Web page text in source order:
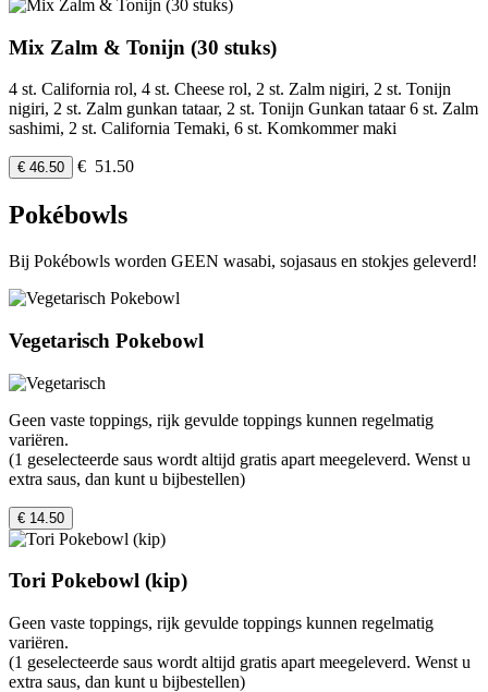
Mix Zalm & Tonijn (30 stuks)
4 st. California rol, 4 st. Cheese rol, 2 st. Zalm nigiri, 2 st. Tonijn
nigiri, 2 st. Zalm gunkan tataar, 2 st. Tonijn Gunkan tataar 6 st. Zalm
sashimi, 2 st. California Temaki, 6 st. Komkommer maki
€ 46.50 € 51.50
Pokébowls
Bij Pokébowls worden GEEN wasabi, sojasaus en stokjes geleverd!
Vegetarisch Pokebowl
Geen vaste toppings, rijk gevulde toppings kunnen regelmatig
variëren.
(1 geselecteerde saus wordt altijd gratis apart meegeleverd. Wenst u
extra saus, dan kunt u bijbestellen)
€ 14.50
Tori Pokebowl (kip)
Geen vaste toppings, rijk gevulde toppings kunnen regelmatig
variëren.
(1 geselecteerde saus wordt altijd gratis apart meegeleverd. Wenst u
extra saus, dan kunt u bijbestellen)